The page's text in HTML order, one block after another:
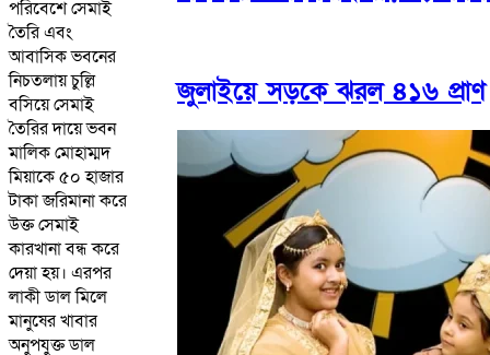
পরিবেশে সেমাই
তৈরি এবং
আবাসিক ভবনের
নিচতলায় চুল্লি
বসিয়ে সেমাই
তৈরির দায়ে ভবন
মালিক মোহাম্মদ
মিয়াকে ৫০ হাজার
টাকা জরিমানা করে
উক্ত সেমাই
কারখানা বন্ধ করে
দেয়া হয়। এরপর
লাকী ডাল মিলে
মানুষের খাবার
অনুপযুক্ত ডাল
জুলাইয়ে সড়কে ঝরল ৪১৬ প্রাণ